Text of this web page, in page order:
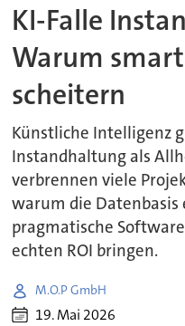
KI-Falle
Warum
scheitern
Künstliche Intelligenz
Instandhaltung als
verbrennen viele
warum die Datenbasis
pragmatische
echten ROI bringen.
M.O.P GmbH
19. Mai 2026